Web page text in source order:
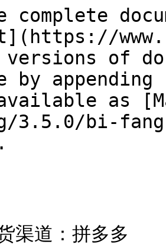
complete
versions of
by
as
3.5.0/bi-fang-
渠道：拼多多